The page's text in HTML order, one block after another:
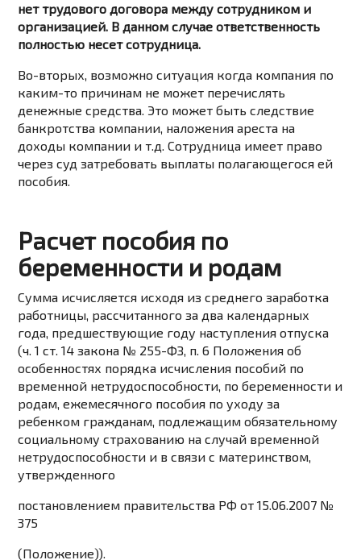
нет трудового договора между сотрудником и
организацией. В данном случае ответственность
полностью несет сотрудница.
Во-вторых, возможно ситуация когда компания по
каким-то причинам не может перечислять
денежные средства. Это может быть следствие
банкротства компании, наложения ареста на
доходы компании и т.д. Сотрудница имеет право
через суд затребовать выплаты полагающегося ей
пособия.
Расчет пособия по
беременности и родам
Сумма исчисляется исходя из среднего заработка
работницы, рассчитанного за два календарных
года, предшествующие году наступления отпуска
(ч. 1 ст. 14 закона № 255-ФЗ, п. 6 Положения об
особенностях порядка исчисления пособий по
временной нетрудоспособности, по беременности и
родам, ежемесячного пособия по уходу за
ребенком гражданам, подлежащим обязательному
социальному страхованию на случай временной
нетрудоспособности и в связи с материнством,
утвержденного
постановлением правительства РФ от 15.06.2007 №
375
(Положение)).